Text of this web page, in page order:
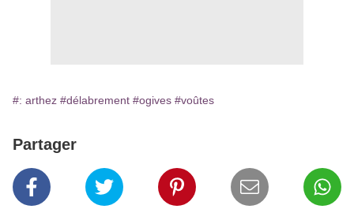
#: arthez #délabrement #ogives #voûtes
Partager